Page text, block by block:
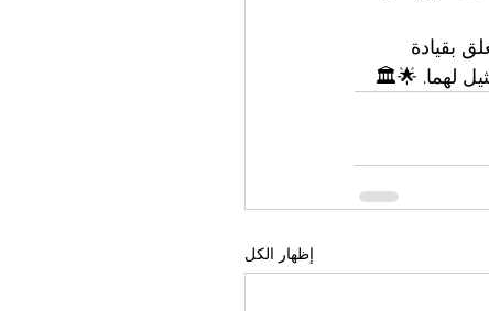
بقيادة
لهما. 🌟🏛️
إظهار الكل